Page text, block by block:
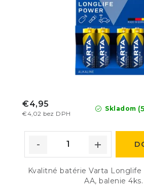
Skladom
€4,02 bez DPH
€4,95
Kvalitné batérie Varta Longlife
AA, balenie 4ks.